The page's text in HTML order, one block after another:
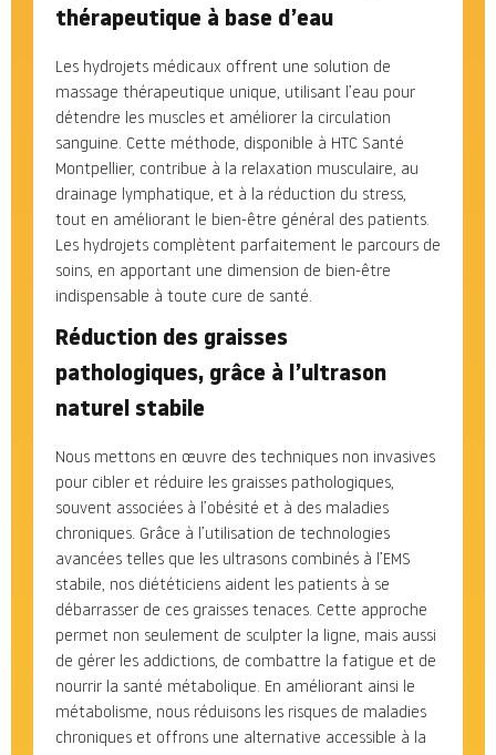
thérapeutique à base d’eau
Les hydrojets médicaux offrent une solution de
massage thérapeutique unique, utilisant l’eau pour
détendre les muscles et améliorer la circulation
sanguine. Cette méthode, disponible à HTC Santé
Montpellier, contribue à la relaxation musculaire, au
drainage lymphatique, et à la réduction du stress,
tout en améliorant le bien-être général des patients.
Les hydrojets complètent parfaitement le parcours de
soins, en apportant une dimension de bien-être
indispensable à toute cure de santé.
Réduction des graisses
pathologiques, grâce à l’ultrason
naturel stabile
Nous mettons en œuvre des techniques non invasives
pour cibler et réduire les graisses pathologiques,
souvent associées à l’obésité et à des maladies
chroniques. Grâce à l’utilisation de technologies
avancées telles que les ultrasons combinés à l’EMS
stabile, nos diététiciens aident les patients à se
débarrasser de ces graisses tenaces. Cette approche
permet non seulement de sculpter la ligne, mais aussi
de gérer les addictions, de combattre la fatigue et de
nourrir la santé métabolique. En améliorant ainsi le
métabolisme, nous réduisons les risques de maladies
chroniques et offrons une alternative accessible à la